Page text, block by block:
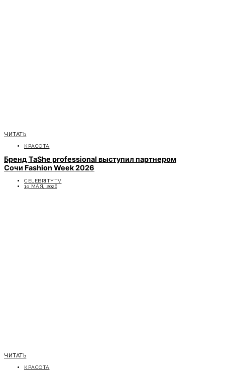
ЧИТАТЬ
КРАСОТА
Бренд TaShe professional выступил партнером
Сочи Fashion Week 2026
CELEBRITYTV
19 МАЯ, 2026
ЧИТАТЬ
КРАСОТА